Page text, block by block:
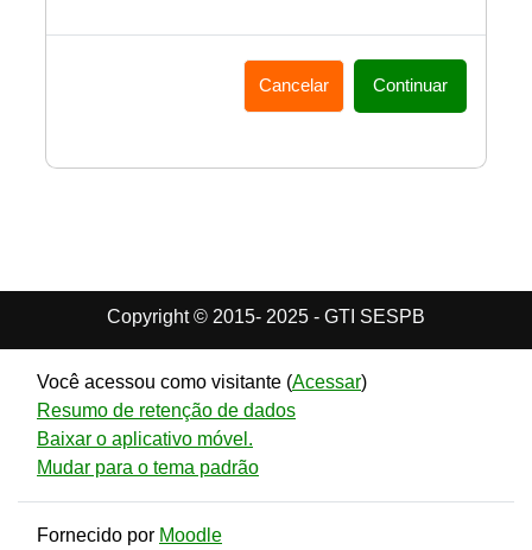
Cancelar Continuar
Copyright © 2015- 2025 - GTI SESPB
Você acessou como visitante (Acessar)
Resumo de retenção de dados
Baixar o aplicativo móvel.
Mudar para o tema padrão
Fornecido por Moodle